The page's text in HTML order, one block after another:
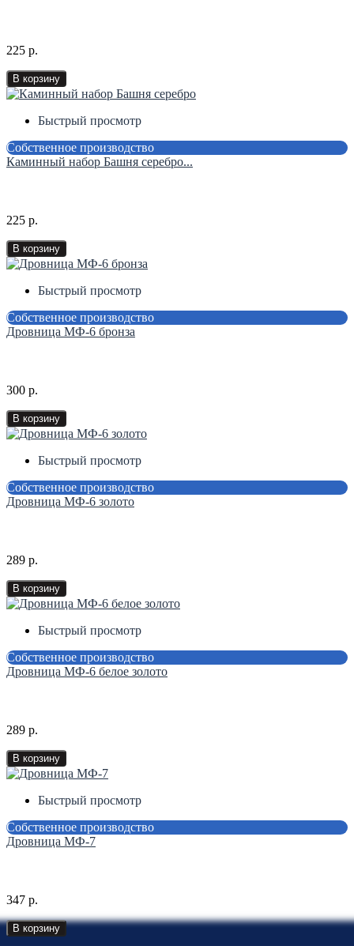
225 р.
В корзину
Быстрый просмотр
Собственное производство
Каминный набор Башня серебро...
225 р.
В корзину
Быстрый просмотр
Собственное производство
Дровница МФ-6 бронза
300 р.
В корзину
Быстрый просмотр
Собственное производство
Дровница МФ-6 золото
289 р.
В корзину
Быстрый просмотр
Собственное производство
Дровница МФ-6 белое золото
289 р.
В корзину
Быстрый просмотр
Собственное производство
Дровница МФ-7
347 р.
В корзину